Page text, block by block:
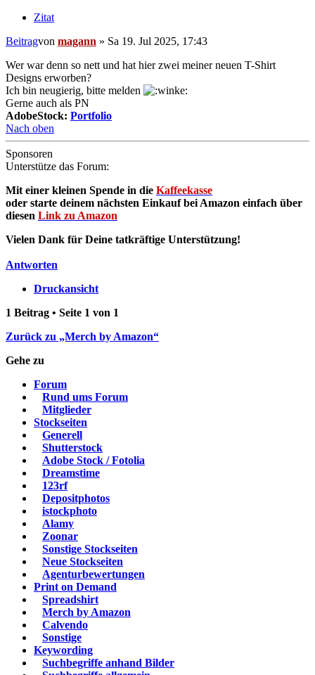
Zitat
Beitragvon magann » Sa 19. Jul 2025, 17:43
Wer war denn so nett und hat hier zwei meiner neuen T-Shirt
Designs erworben?
Ich bin neugierig, bitte melden
Gerne auch als PN
AdobeStock: Portfolio
Nach oben
Sponsoren
Unterstütze das Forum:
Mit einer kleinen Spende in die Kaffeekasse
oder starte deinem nächsten Einkauf bei Amazon einfach über
diesen Link zu Amazon
Vielen Dank für Deine tatkräftige Unterstützung!
Antworten
Druckansicht
1 Beitrag • Seite 1 von 1
Zurück zu „Merch by Amazon“
Gehe zu
Forum
Rund ums Forum
Mitglieder
Stockseiten
Generell
Shutterstock
Adobe Stock / Fotolia
Dreamstime
123rf
Depositphotos
istockphoto
Alamy
Zoonar
Sonstige Stockseiten
Neue Stockseiten
Agenturbewertungen
Print on Demand
Spreadshirt
Merch by Amazon
Calvendo
Sonstige
Keywording
Suchbegriffe anhand Bilder